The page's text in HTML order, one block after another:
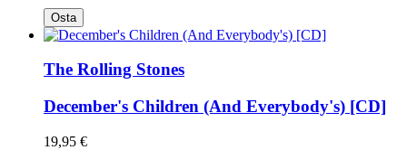
Osta
The Rolling Stones
December's Children (And Everybody's) [CD]
19,95 €